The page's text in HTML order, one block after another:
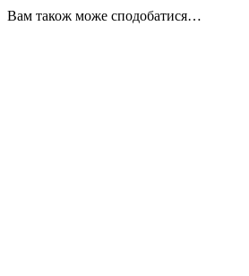
Вам також може сподобатися…